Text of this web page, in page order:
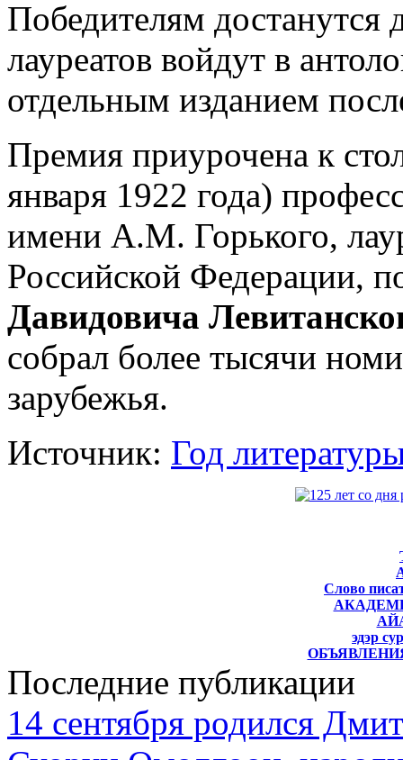
Победителям
лауреатов войдут в
отдельным изданием
Премия приурочена к
января 1922 года)
имени А.М. Горького,
Российской Федерации,
Давидовича
собрал более тысячи
зарубежья.
Источник: Год
Слово
эдэр
Последние публикации
14 сентября родился